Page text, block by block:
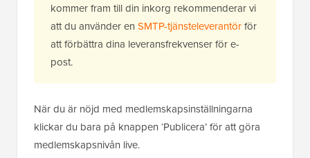
kommer fram till din inkorg rekommenderar vi
att du använder en SMTP-tjänsteleverantörför
att förbättra dina leveransfrekvenser för e-
post.
När du är nöjd med medlemskapsinställningarna
klickar du bara på knappen ‘Publicera’ för att göra
medlemskapsnivån live.